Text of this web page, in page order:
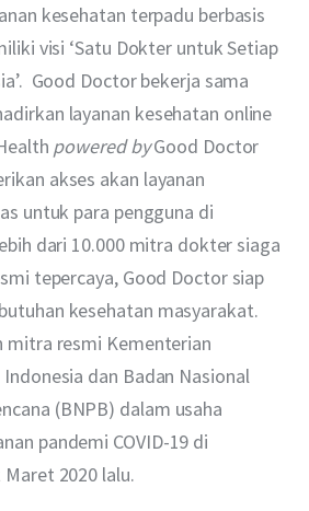
kesehatan terpadu berbasis
visi ‘Satu Dokter untuk Setiap
Good Doctor bekerja sama
layanan kesehatan online
powered by Good Doctor
akses akan layanan
untuk para pengguna di
dari 10.000 mitra dokter siaga
tepercaya, Good Doctor siap
kesehatan masyarakat.
mitra resmi Kementerian
dan Badan Nasional
(BNPB) dalam usaha
pandemi COVID-19 di
2020 lalu.